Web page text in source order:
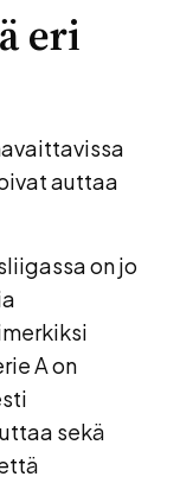
eri
auttaa
on jo
A on
sekä